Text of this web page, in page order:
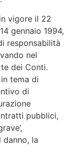
vigore il 22
gennaio 1994,
responsabilità
nel
dei Conti.
tema di
di
pubblici,
la